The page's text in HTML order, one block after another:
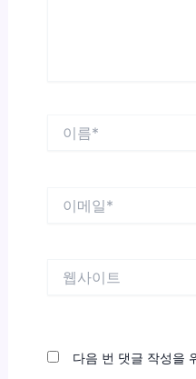
다음 번 댓글 작성을